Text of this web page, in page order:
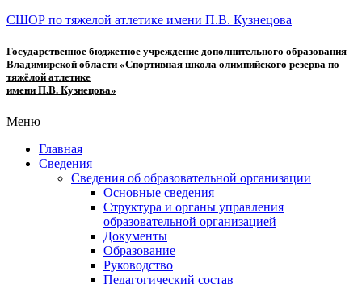
СШОР по тяжелой атлетике имени П.В. Кузнецова
Государственное бюджетное учреждение дополнительного образования
Владимирской области «Спортивная школа олимпийского резерва по
тяжёлой атлетике
имени П.В. Кузнецова»
Меню
Главная
Сведения
Сведения об образовательной организации
Основные сведения
Структура и органы управления
образовательной организацией
Документы
Образование
Руководство
Педагогический состав